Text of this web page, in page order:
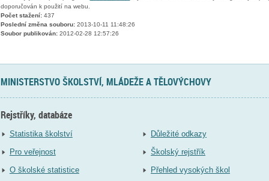
doporučován k použití na webu.
Počet stažení:437
Poslední změna souboru:2013-10-11 11:48:26
Soubor publikován:2012-02-28 12:57:26
MINISTERSTVO ŠKOLSTVÍ, MLÁDEŽE A TĚLOVÝCHOVY
Rejstříky, databáze
Statistika školství
Pro veřejnost
O školské statistice
Důležité odkazy
Školský rejstřík
Přehled vysokých škol